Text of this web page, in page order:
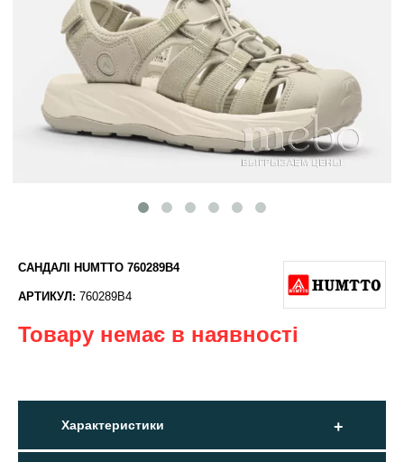
САНДАЛІ HUMTTO 760289B4
АРТИКУЛ: 760289B4
Товару немає в наявності
Характеристики